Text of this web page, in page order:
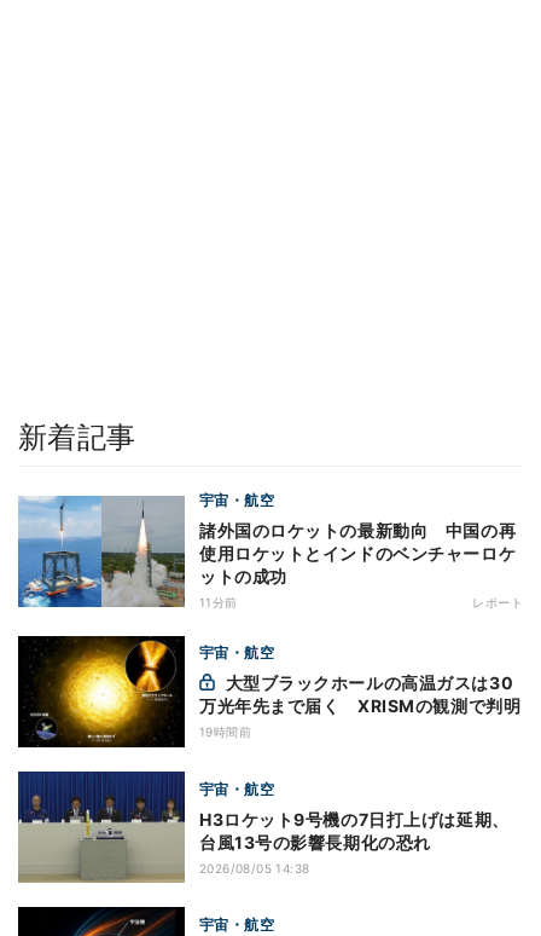
新着記事
宇宙・航空
諸外国のロケットの最新動向 中国の再
使用ロケットとインドのベンチャーロケ
ットの成功
11分前 レポート
宇宙・航空
万光年先まで届く XRISMの観測で判明
19時間前
宇宙・航空
H3ロケット9号機の7日打上げは延期、
台風13号の影響長期化の恐れ
2026/08/05 14:38
宇宙・航空